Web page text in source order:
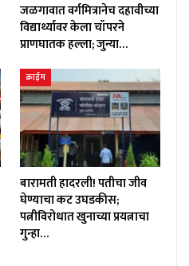
जळगावात वर्गमित्रानेच दहावीच्या
विद्यार्थ्यावर केला चॉपरने
प्राणघातक हल्ला; जुन्या…
क्राईम
बारामती हादरली! पतीचा जीव
घेण्याचा कट उघडकीस;
पत्नीविरोधात खुनाच्या प्रयत्नाचा
गुन्हा…